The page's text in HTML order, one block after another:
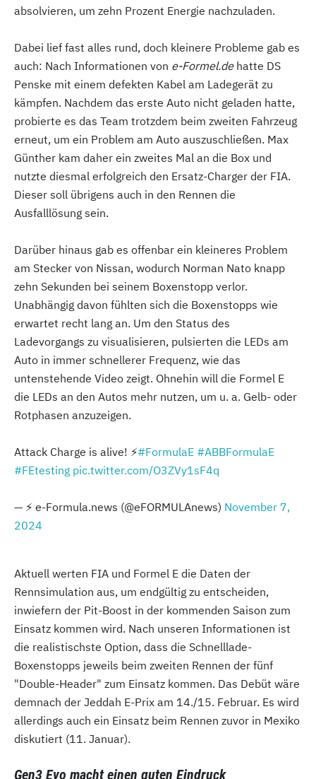
absolvieren, um zehn Prozent Energie nachzuladen.
Dabei lief fast alles rund, doch kleinere Probleme gab es
auch: Nach Informationen von e-Formel.dehatte DS
Penske mit einem defekten Kabel am Ladegerät zu
kämpfen. Nachdem das erste Auto nicht geladen hatte,
probierte es das Team trotzdem beim zweiten Fahrzeug
erneut, um ein Problem am Auto auszuschließen. Max
Günther kam daher ein zweites Mal an die Box und
nutzte diesmal erfolgreich den Ersatz-Charger der FIA.
Dieser soll übrigens auch in den Rennen die
Ausfalllösung sein.
Darüber hinaus gab es offenbar ein kleineres Problem
am Stecker von Nissan, wodurch Norman Nato knapp
zehn Sekunden bei seinem Boxenstopp verlor.
Unabhängig davon fühlten sich die Boxenstopps wie
erwartet recht lang an. Um den Status des
Ladevorgangs zu visualisieren, pulsierten die LEDs am
Auto in immer schnellerer Frequenz, wie das
untenstehende Video zeigt. Ohnehin will die Formel E
die LEDs an den Autos mehr nutzen, um u. a. Gelb- oder
Rotphasen anzuzeigen.
Attack Charge is alive! ⚡️#FormulaE #ABBFormulaE
#FEtesting pic.twitter.com/O3ZVy1sF4q
— ⚡️ e-Formula.news (@eFORMULAnews) November 7,
2024
Aktuell werten FIA und Formel E die Daten der
Rennsimulation aus, um endgültig zu entscheiden,
inwiefern der Pit-Boost in der kommenden Saison zum
Einsatz kommen wird. Nach unseren Informationen ist
die realistischste Option, dass die Schnelllade-
Boxenstopps jeweils beim zweiten Rennen der fünf
"Double-Header" zum Einsatz kommen. Das Debüt wäre
demnach der Jeddah E-Prix am 14./15. Februar. Es wird
allerdings auch ein Einsatz beim Rennen zuvor in Mexiko
diskutiert (11. Januar).
Gen3 Evo macht einen guten Eindruck